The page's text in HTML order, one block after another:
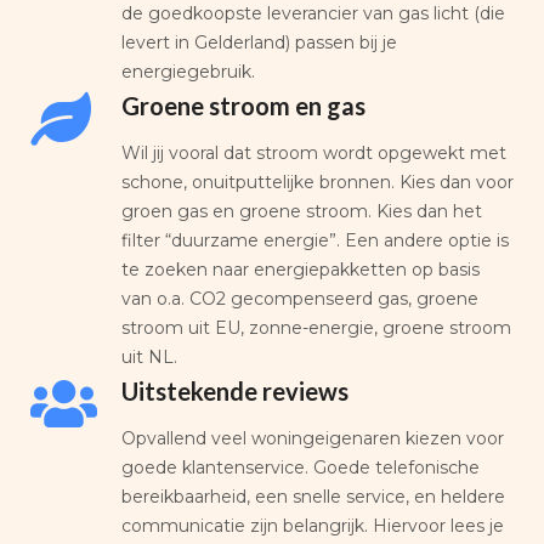
de goedkoopste leverancier van gas licht (die
levert in Gelderland) passen bij je
energiegebruik.
Groene stroom en gas
Wil jij vooral dat stroom wordt opgewekt met
schone, onuitputtelijke bronnen. Kies dan voor
groen gas en groene stroom. Kies dan het
filter “duurzame energie”. Een andere optie is
te zoeken naar energiepakketten op basis
van o.a. CO2 gecompenseerd gas, groene
stroom uit EU, zonne-energie, groene stroom
uit NL.
Uitstekende reviews
Opvallend veel woningeigenaren kiezen voor
goede klantenservice. Goede telefonische
bereikbaarheid, een snelle service, en heldere
communicatie zijn belangrijk. Hiervoor lees je